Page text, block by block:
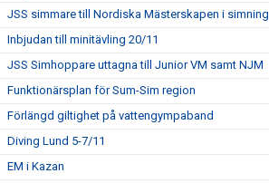
JSS simmare till Nordiska Mästerskapen i simning
Inbjudan till minitävling 20/11
JSS Simhoppare uttagna till Junior VM samt NJM
Funktionärsplan för Sum-Sim region
Förlängd giltighet på vattengympaband
Diving Lund 5-7/11
EM i Kazan